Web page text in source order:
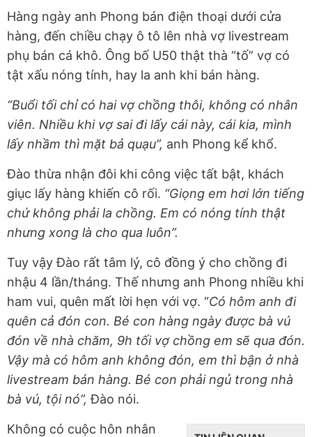
Hàng ngày anh Phong bán điện thoại dưới cửa
hàng, đến chiều chạy ô tô lên nhà vợ livestream
phụ bán cá khô. Ông bố U50 thật thà “tố” vợ có
tật xấu nóng tính, hay la anh khi bán hàng.
“Buổi tối chỉ có hai vợ chồng thôi, không có nhân
viên. Nhiều khi vợ sai đi lấy cái này, cái kia, mình
lấy nhầm thì mặt bả quạu”, anh Phong kể khổ.
Đào thừa nhận đôi khi công việc tất bật, khách
giục lấy hàng khiến cô rối. “Giọng em hơi lớn tiếng
chứ không phải la chồng. Em có nóng tính thật
nhưng xong là cho qua luôn”.
Tuy vậy Đào rất tâm lý, cô đồng ý cho chồng đi
nhậu 4 lần/tháng. Thế nhưng anh Phong nhiều khi
ham vui, quên mất lời hẹn với vợ. “Có hôm anh đi
quên cả đón con. Bé con hàng ngày được bà vú
đón về nhà chăm, 9h tối vợ chồng em sẽ qua đón.
Vậy mà có hôm anh không đón, em thì bận ở nhà
livestream bán hàng. Bé con phải ngủ trong nhà
bà vú, tội nó”,Đào nói.
Không có cuộc hôn nhân